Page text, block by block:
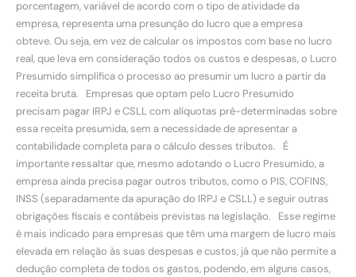
porcentagem, variável de acordo com o tipo de atividade da
empresa, representa uma presunção do lucro que a empresa
obteve. Ou seja, em vez de calcular os impostos com base no lucro
real, que leva em consideração todos os custos e despesas, o Lucro
Presumido simplifica o processo ao presumir um lucro a partir da
receita bruta. Empresas que optam pelo Lucro Presumido
precisam pagar IRPJ e CSLL com alíquotas pré-determinadas sobre
essa receita presumida, sem a necessidade de apresentar a
contabilidade completa para o cálculo desses tributos. É
importante ressaltar que, mesmo adotando o Lucro Presumido, a
empresa ainda precisa pagar outros tributos, como o PIS, COFINS,
INSS (separadamente da apuração do IRPJ e CSLL) e seguir outras
obrigações fiscais e contábeis previstas na legislação. Esse regime
é mais indicado para empresas que têm uma margem de lucro mais
elevada em relação às suas despesas e custos, já que não permite a
dedução completa de todos os gastos, podendo, em alguns casos,